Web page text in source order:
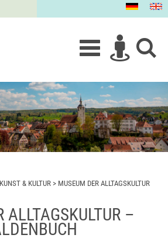
KUNST & KULTUR > MUSEUM DER ALLTAGSKULTUR
ALLTAGSKULTUR –